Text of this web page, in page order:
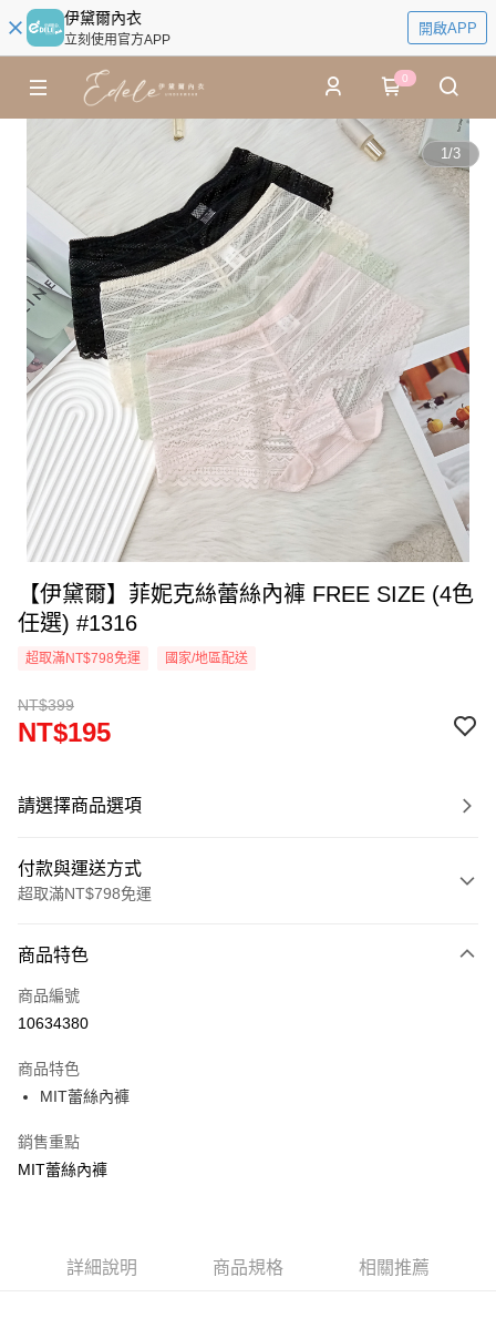
伊黛爾內衣
立刻使用官方APP
開啟APP
0
1/3
【伊黛爾】菲妮克絲蕾絲內褲 FREE SIZE (4色
任選) #1316
超取滿NT$798免運 國家/地區配送
NT$399
NT$195
請選擇商品選項
付款與運送方式
超取滿NT$798免運
信用卡一次付款
超商取貨付款
Apple Pay
街口支付
悠遊付
貨到付款
商品特色
商品編號
10634380
商品特色
MIT蕾絲內褲
銷售重點
MIT蕾絲內褲
詳細說明 商品規格 相關推薦